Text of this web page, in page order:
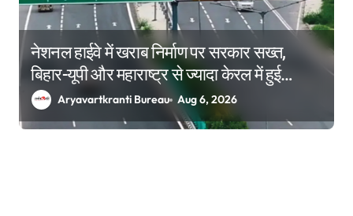
नेशनल हाईवे में खराब निर्माण पर सरकार सख्त,
बिहार-यूपी और महाराष्ट्र से ज्यादा केरल में हुई
कार्रवाईAryavartkranti Bureau Aug 6, 2026